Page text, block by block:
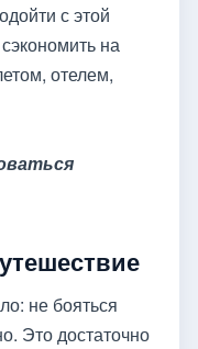
с этой
на
отелем,
не бояться
Это достаточно